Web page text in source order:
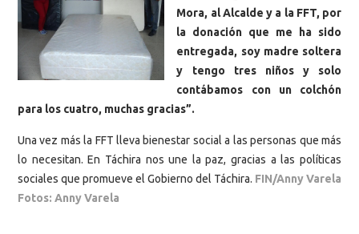
Mora, al Alcalde y a la FFT, por
la donación que me ha sido
entregada, soy madre soltera
y tengo tres niños y solo
contábamos con un colchón
para los cuatro, muchas gracias”.
Una vez más la FFT lleva bienestar social a las personas que más
lo necesitan. En Táchira nos une la paz, gracias a las políticas
sociales que promueve el Gobierno del Táchira. FIN/Anny Varela
Fotos: Anny Varela